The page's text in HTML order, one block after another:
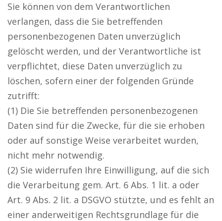
Sie können von dem Verantwortlichen
verlangen, dass die Sie betreffenden
personenbezogenen Daten unverzüglich
gelöscht werden, und der Verantwortliche ist
verpflichtet, diese Daten unverzüglich zu
löschen, sofern einer der folgenden Gründe
zutrifft:
(1) Die Sie betreffenden personenbezogenen
Daten sind für die Zwecke, für die sie erhoben
oder auf sonstige Weise verarbeitet wurden,
nicht mehr notwendig.
(2) Sie widerrufen Ihre Einwilligung, auf die sich
die Verarbeitung gem. Art. 6 Abs. 1 lit. a oder
Art. 9 Abs. 2 lit. a DSGVO stützte, und es fehlt an
einer anderweitigen Rechtsgrundlage für die